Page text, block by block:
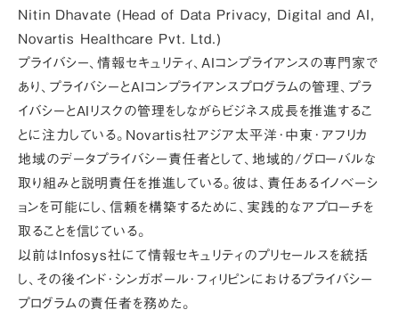
Nitin Dhavate (Head of Data Privacy, Digital and AI,
Novartis Healthcare Pvt. Ltd.)
プライバシー、情報セキュリティ、AIコンプライアンスの専門家で
あり、プライバシーとAIコンプライアンスプログラムの管理、プラ
イバシーとAIリスクの管理をしながらビジネス成長を推進するこ
とに注力している。Novartis社アジア太平洋･中東･アフリカ
地域のデータプライバシー責任者として、地域的/グローバルな
取り組みと説明責任を推進している。彼は、責任あるイノベーシ
ョンを可能にし、信頼を構築するために、実践的なアプローチを
取ることを信じている。
以前はInfosys社にて情報セキュリティのプリセールスを統括
し、その後インド･シンガポール･フィリピンにおけるプライバシー
プログラムの責任者を務めた。